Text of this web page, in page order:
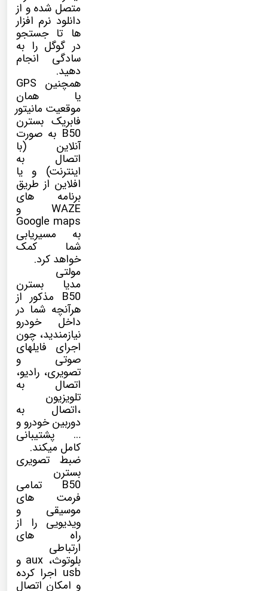
متصل شده و از
دانلود نرم افزار
ها تا جستجو
در گوگل را به
سادگی انجام
دهید.
همچنین GPS
یا همان
موقعیت مانیتور
فابریک بسترن
B50 به صورت
آنلاین (با
اتصال به
اینترنت) و یا
افلاین از طریق
برنامه های
WAZE و
Google maps
به مسیریابی
شما کمک
خواهد کرد.
مولتی
مدیا بسترن
B50 مذکور از
هرآنچه شما در
داخل خودرو
نیازمندید، چون
اجرای فایلهای
صوتی و
تصویری، رادیو،
اتصال به
تلویزیون
،اتصال به
دوربین خودرو و
… پشتیبانی
کامل میکند.
ضبط تصویری
بسترن
B50 تمامی
فرمت های
موسیقی و
ویدیویی را از
راه های
ارتباطی
بلوتوث، aux و
usb اجرا کرده
و امکان اتصال